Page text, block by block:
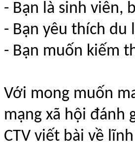
- Bạn là sinh viên,
- Bạn yêu thích du
- Bạn muốn kiếm
Với mong muốn
mạng xã hội đánh
CTV viết bài về